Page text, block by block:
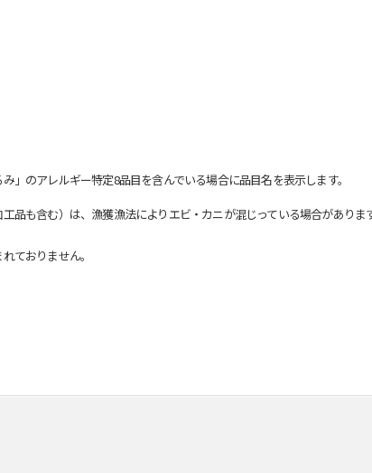
のアレルギー特定8品目を含んでいる場合に品目名を表示します。
も含む）は、漁獲漁法によりエビ・カニが混じっている場合があり
ておりません。